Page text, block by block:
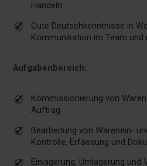
Handeln
Gute Deutschkenntnisse in
Kommunikation im Team und
Aufgabenbereich:
Kommissionierung von
Auftrag
Bearbeitung von Warenein-
Kontrolle, Erfassung und
Einlagerung, Umlagerung und